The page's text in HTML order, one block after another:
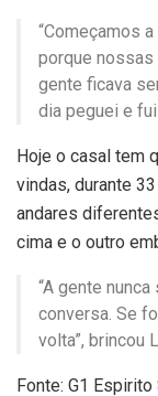
“Começamos
porque nossas
gente ficava
dia peguei e
Hoje o casal tem
vindas, durante
andares
cima e o outro
“A gente
conversa. Se
volta”, brincou
Fonte: G1 Espirito